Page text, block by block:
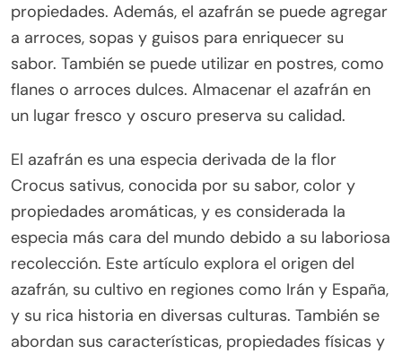
propiedades. Además, el azafrán se puede agregar
a arroces, sopas y guisos para enriquecer su
sabor. También se puede utilizar en postres, como
flanes o arroces dulces. Almacenar el azafrán en
un lugar fresco y oscuro preserva su calidad.
El azafrán es una especia derivada de la flor
Crocus sativus, conocida por su sabor, color y
propiedades aromáticas, y es considerada la
especia más cara del mundo debido a su laboriosa
recolección. Este artículo explora el origen del
azafrán, su cultivo en regiones como Irán y España,
y su rica historia en diversas culturas. También se
abordan sus características, propiedades físicas y